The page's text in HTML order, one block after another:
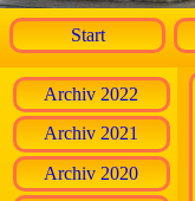
Start
Archiv 2022
Archiv 2021
Archiv 2020